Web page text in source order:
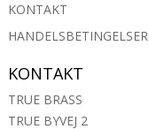
KONTAKT
HANDELSBETINGELSER
KONTAKT
TRUE BRASS
TRUE BYVEJ 2